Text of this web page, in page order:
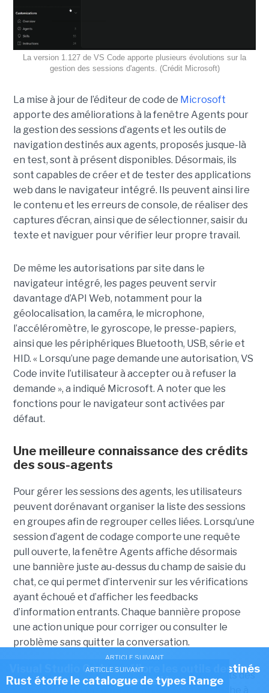
ARTICLE SUIVANT
Visual Studio Code améliore les outils destinés
aux agents IA
La version 1.127 de VS Code apporte plusieurs évolutions sur la
gestion des sessions d'agents. (Crédit Microsoft)
La mise à jour de l’éditeur de code de Microsoft
apporte des améliorations à la fenêtre Agents pour
la gestion des sessions d’agents et les outils de
navigation destinés aux agents, proposés jusque-là
en test, sont à présent disponibles. Désormais, ils
sont capables de créer et de tester des applications
web dans le navigateur intégré. Ils peuvent ainsi lire
le contenu et les erreurs de console, de réaliser des
captures d’écran, ainsi que de sélectionner, saisir du
texte et naviguer pour vérifier leur propre travail.
De même les autorisations par site dans le
navigateur intégré, les pages peuvent servir
davantage d’API Web, notamment pour la
géolocalisation, la caméra, le microphone,
l’accéléromètre, le gyroscope, le presse-papiers,
ainsi que les périphériques Bluetooth, USB, série et
HID. « Lorsqu’une page demande une autorisation, VS
Code invite l’utilisateur à accepter ou à refuser la
demande », a indiqué Microsoft. A noter que les
fonctions pour le navigateur sont activées par
défaut.
Une meilleure connaissance des crédits
des sous-agents
Pour gérer les sessions des agents, les utilisateurs
peuvent dorénavant organiser la liste des sessions
en groupes afin de regrouper celles liées. Lorsqu’une
session d’agent de codage comporte une requête
pull ouverte, la fenêtre Agents affiche désormais
une bannière juste au-dessus du champ de saisie du
chat, ce qui permet d’intervenir sur les vérifications
ayant échoué et d’afficher les feedbacks
d’information entrants. Chaque bannière propose
une action unique pour corriger ou consulter le
problème sans quitter la conversation.
VS Code 1.127 résout aussi la question des crédits des
ARTICLE SUIVANT
Rust étoffe le catalogue de types Range